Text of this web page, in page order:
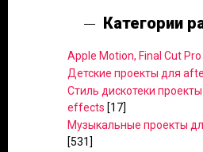
Категории
Apple Motion, Final Cut
Детские проекты для
Стиль дискотеки
effects [17]
Музыкальные проекты
[531]